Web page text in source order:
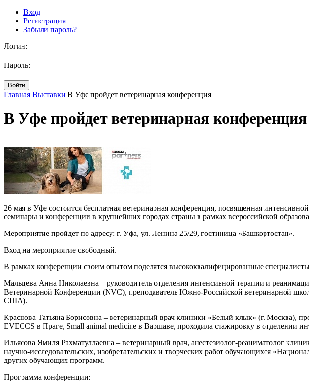
Вход
Регистрация
Забыли пароль?
Логин:
Пароль:
Главная Выставки В Уфе пройдет ветеринарная конференция
В Уфе пройдет ветеринарная конференция
26 мая в Уфе состоится бесплатная ветеринарная конференция, посвященная
семинары и конференции в крупнейших городах страны в рамках всероссийской
Мероприятие пройдет по адресу: г. Уфа, ул. Ленина 25/29, гостиница «Башкортостан».
Вход на мероприятие свободный.
В рамках конференции своим опытом поделятся высококвалифицированные
Мальцева Анна Николаевна – руководитель отделения интенсивной терапии и
Ветеринарной Конференции (NVC), преподаватель Южно-Российской ветеринарной
США).
Краснова Татьяна Борисовна – ветеринарный врач клиники «Белый клык» (г. Москва),
EVECCS в Праге, Small animal medicine в Варшаве, проходила стажировку в отделении
Ильясова Ямиля Рахматуллаевна – ветеринарный врач, анестезиолог-реаниматолог
научно-исследовательских, изобретательских и творческих работ обучающихся
других обучающих программ.
Программа конференции: